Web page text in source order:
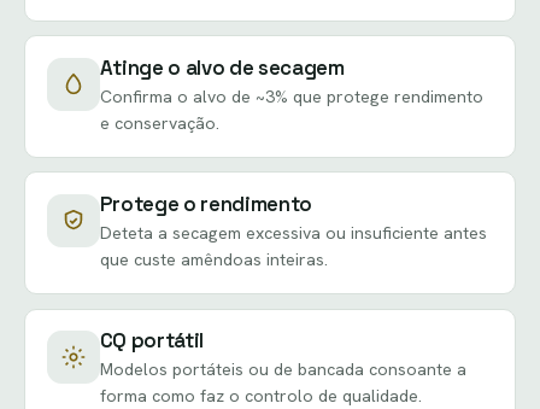
Atinge o alvo de secagem
Confirma o alvo de ~3% que protege rendimento
e conservação.
Protege o rendimento
Deteta a secagem excessiva ou insuficiente antes
que custe amêndoas inteiras.
CQ portátil
Modelos portáteis ou de bancada consoante a
forma como faz o controlo de qualidade.